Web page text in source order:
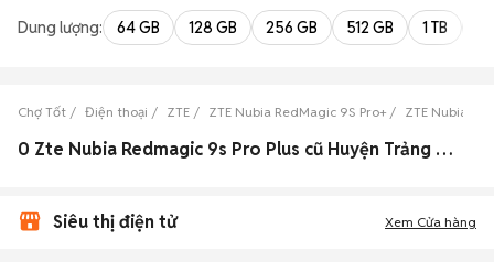
Dung lượng: 64 GB 128 GB 256 GB 512 GB 1 TB
Chợ Tốt Điện thoại ZTE ZTE Nubia RedMagic 9S Pro+ ZTE Nubia
0 Zte Nubia Redmagic 9s Pro Plus cũ Huyện Trảng Bom, Đồng Nai đẹp
Siêu thị điện tử Xem Cửa hàng